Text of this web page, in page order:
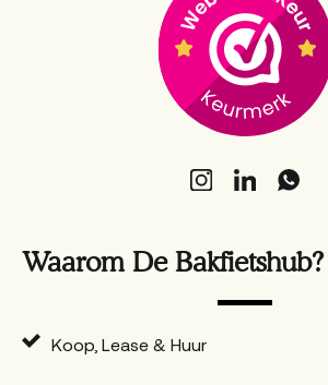
Waarom De Bakfietshub?
Koop, Lease & Huur